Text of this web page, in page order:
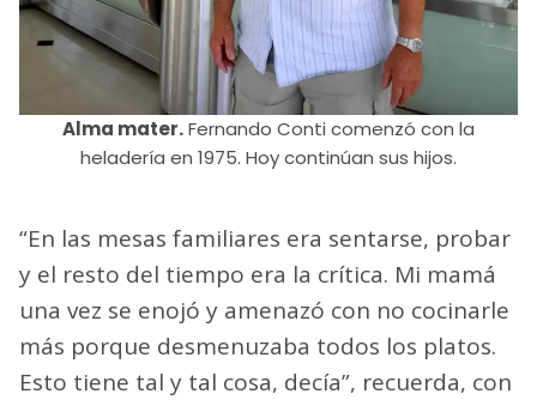
Alma mater.Fernando Conti comenzó con la
heladería en 1975. Hoy continúan sus hijos.
“En las mesas familiares era sentarse, probar
y el resto del tiempo era la crítica. Mi mamá
una vez se enojó y amenazó con no cocinarle
más porque desmenuzaba todos los platos.
Esto tiene tal y tal cosa, decía”, recuerda, con